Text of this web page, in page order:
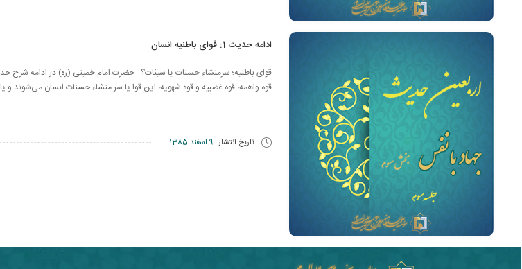
ادامه حدیث 1: قوای باطنیه انسان
قوای باطنیه؛ سرمنشاء حسنات یا سیئات؟ حضرت امام خمینی (ره) در ادامه شرح
قوه واهمه، قوه غضبیه و قوه شهویه، این قوا یا سر منشاء حسنات انسان می‌شوند و
تاریخ انتشار 9 اسفند 1385